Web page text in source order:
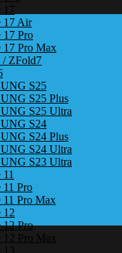
17
17 Air
17 Pro
17 Pro Max
/ ZFold7
S25
S25 Plus
S25 Ultra
S24
S24 Plus
S24 Ultra
S23 Ultra
11 Pro
11 Pro Max
12
12 Pro
12 Pro Max
13